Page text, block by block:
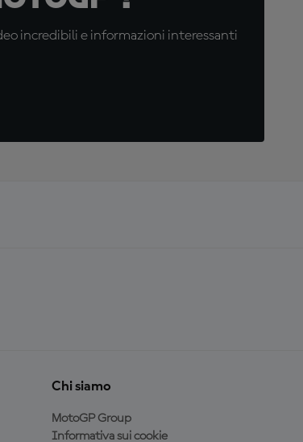
incredibili e informazioni interessanti
Chi siamo
MotoGP Group
Informativa sui cookie